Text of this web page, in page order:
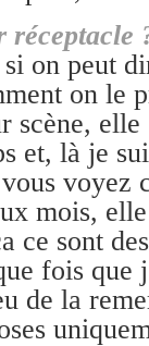
réceptacle
on peut
on le
scène,
et, là je
voyez
mois,
ce sont
fois
de la